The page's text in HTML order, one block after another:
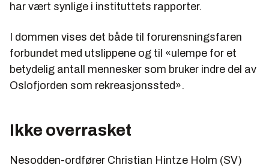
har vært synlige i instituttets rapporter.
I dommen vises det både til forurensningsfaren
forbundet med utslippene og til «ulempe for et
betydelig antall mennesker som bruker indre del av
Oslofjorden som rekreasjonssted».
Ikke overrasket
Nesodden-ordfører Christian Hintze Holm (SV)